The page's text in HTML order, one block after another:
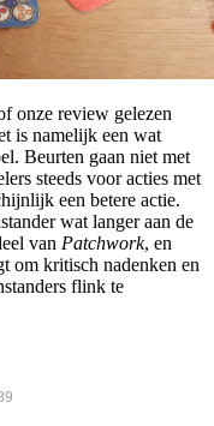
onze review gelezen
is namelijk een wat
Beurten gaan niet met
steeds voor acties met
een betere actie.
wat langer aan de
van Patchwork, en
om kritisch nadenken en
flink te